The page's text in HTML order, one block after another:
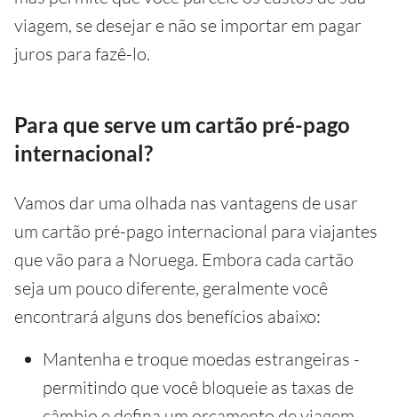
viagem, se desejar e não se importar em pagar
juros para fazê-lo.
Para que serve um cartão pré-pago
internacional?
Vamos dar uma olhada nas vantagens de usar
um cartão pré-pago internacional para viajantes
que vão para a Noruega. Embora cada cartão
seja um pouco diferente, geralmente você
encontrará alguns dos benefícios abaixo:
Mantenha e troque moedas estrangeiras -
permitindo que você bloqueie as taxas de